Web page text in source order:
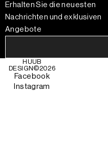
Erhalten Sie die neuesten
Nachrichten und exklusiven
Angebote
HUUB
DESIGN©2026
Facebook
Instagram